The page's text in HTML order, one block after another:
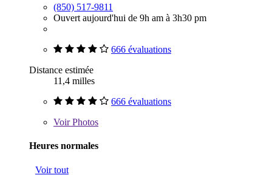
(850) 517-9811
Ouvert aujourd'hui de 9h am à 3h30 pm
666 évaluations
Distance estimée
11,4 milles
666 évaluations
VoirPhotos
Heures normales
Voir tout